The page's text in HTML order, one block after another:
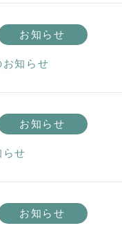
お知らせ
知らせ
お知らせ
せ
お知らせ